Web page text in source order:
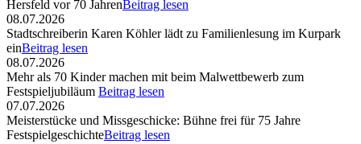
Hersfeld vor 70 JahrenBeitrag lesen
08.07.2026
Stadtschreiberin Karen Köhler lädt zu Familienlesung im Kurpark
einBeitrag lesen
08.07.2026
Mehr als 70 Kinder machen mit beim Malwettbewerb zum
Festspieljubiläum Beitrag lesen
07.07.2026
Meisterstücke und Missgeschicke: Bühne frei für 75 Jahre
FestspielgeschichteBeitrag lesen